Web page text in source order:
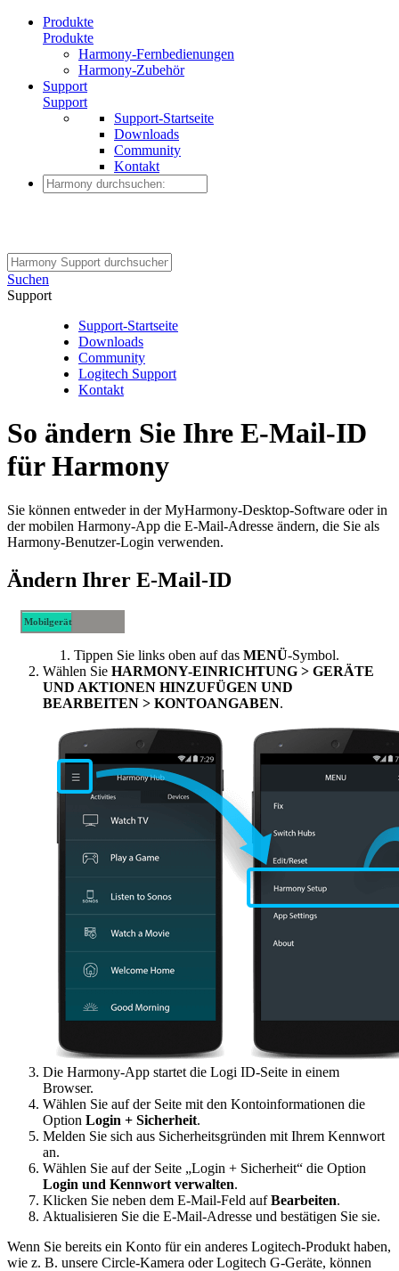
Produkte
Produkte
Harmony-Fernbedienungen
Harmony-Zubehör
Support
Support
Support-Startseite
Downloads
Community
Kontakt
Suchen
Support
Support-Startseite
Downloads
Community
Logitech Support
Kontakt
So ändern Sie Ihre E-Mail-ID
für Harmony
Sie können entweder in der MyHarmony-Desktop-Software oder in
der mobilen Harmony-App die E-Mail-Adresse ändern, die Sie als
Harmony-Benutzer-Login verwenden.
Ändern Ihrer E-Mail-ID
Mobilgerät
Tippen Sie links oben auf das MENÜ-Symbol.
Wählen Sie HARMONY-EINRICHTUNG > GERÄTE
UND AKTIONEN HINZUFÜGEN UND
BEARBEITEN > KONTOANGABEN.
Die Harmony-App startet die Logi ID-Seite in einem
Browser.
Wählen Sie auf der Seite mit den Kontoinformationen die
Option Login + Sicherheit.
Melden Sie sich aus Sicherheitsgründen mit Ihrem Kennwort
an.
Wählen Sie auf der Seite „Login + Sicherheit“ die Option
Login und Kennwort verwalten.
Klicken Sie neben dem E-Mail-Feld aufBearbeiten.
Aktualisieren Sie die E-Mail-Adresse und bestätigen Sie sie.
Wenn Sie bereits ein Konto für ein anderes Logitech-Produkt haben,
wie z. B. unsere Circle-Kamera oder Logitech G-Geräte, können